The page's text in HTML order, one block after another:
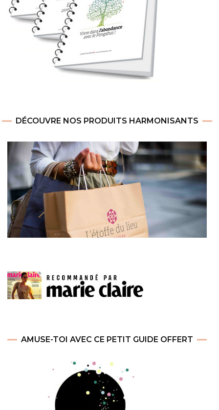
DÉCOUVRE NOS PRODUITS HARMONISANTS
AMUSE-TOI AVEC CE PETIT GUIDE OFFERT